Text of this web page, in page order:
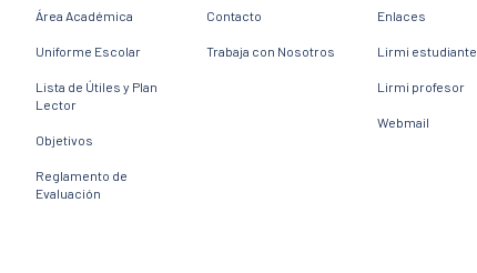
Área Académica
Uniforme Escolar
Lista de Útiles y Plan
Lector
Objetivos
Reglamento de
Evaluación
Contacto
Trabaja con Nosotros
Enlaces
Lirmi estudiante
Lirmi profesor
Webmail